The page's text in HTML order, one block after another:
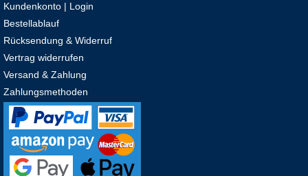
Kundenkonto | Login
Bestellablauf
Rücksendung & Widerruf
Vertrag widerrufen
Versand & Zahlung
Zahlungsmethoden